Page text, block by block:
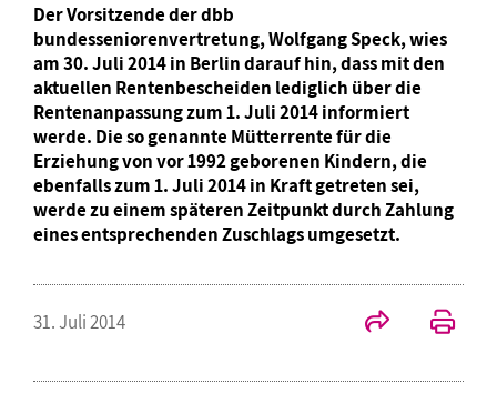
Der Vorsitzende der dbb
bundesseniorenvertretung, Wolfgang Speck, wies
am 30. Juli 2014 in Berlin darauf hin, dass mit den
aktuellen Rentenbescheiden lediglich über die
Rentenanpassung zum 1. Juli 2014 informiert
werde. Die so genannte Mütterrente für die
Erziehung von vor 1992 geborenen Kindern, die
ebenfalls zum 1. Juli 2014 in Kraft getreten sei,
werde zu einem späteren Zeitpunkt durch Zahlung
eines entsprechenden Zuschlags umgesetzt.
31. Juli 2014